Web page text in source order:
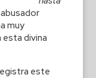
muy
esta divina
este